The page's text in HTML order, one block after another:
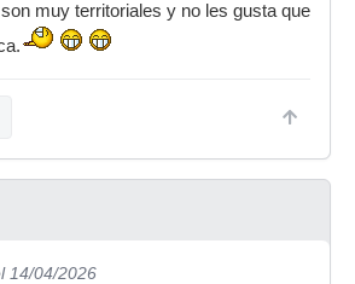
muy territoriales y no les gusta que
14/04/2026